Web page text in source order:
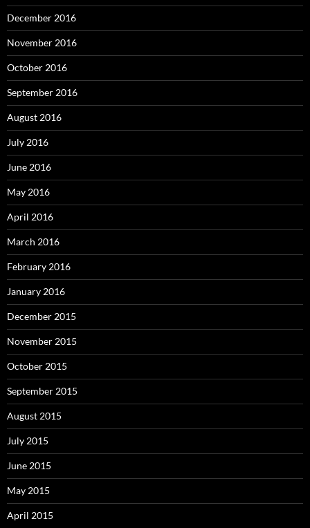
December 2016
November 2016
October 2016
September 2016
August 2016
July 2016
June 2016
May 2016
April 2016
March 2016
February 2016
January 2016
December 2015
November 2015
October 2015
September 2015
August 2015
July 2015
June 2015
May 2015
April 2015